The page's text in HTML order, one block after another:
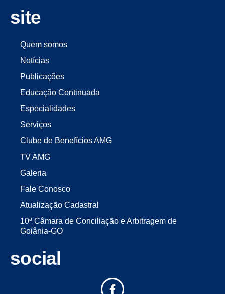
site
Quem somos
Notícias
Publicações
Educação Continuada
Especialidades
Serviços
Clube de Benefícios AMG
TV AMG
Galeria
Fale Conosco
Atualização Cadastral
10ª Câmara de Conciliação e Arbitragem de
Goiânia-GO
social